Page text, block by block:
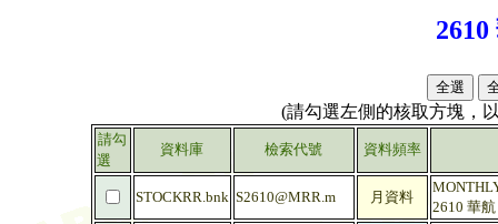
(請勾選左側的核取方塊，
請勾
選
資料庫 檢索代號 資料頻率
STOCKRR.bnk S2610@MRR.m 月資料
2610 華